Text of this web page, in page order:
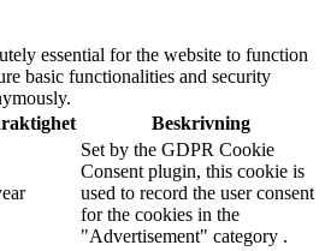
essential for the website to function
basic functionalities and security
Beskrivning
Set by the GDPR Cookie
Consent plugin, this cookie is
used to record the user consent
for the cookies in the
"Advertisement" category .